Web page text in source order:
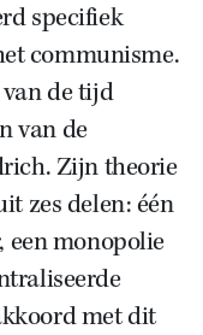
specifiek
communisme.
de tijd
van de
Zijn theorie
zes delen: één
een monopolie
met dit